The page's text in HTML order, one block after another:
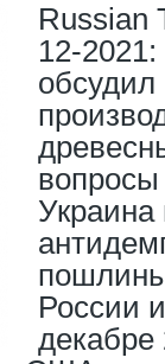
Russian
12-
вопросы
Украина
России
декабре